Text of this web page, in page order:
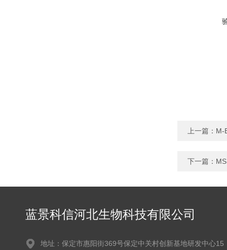
上一篇： M-
下一篇：
蓝景科信河北生物科技有限公司
地址：保定市惠阳街369号保定中关村创新基地研发中心15